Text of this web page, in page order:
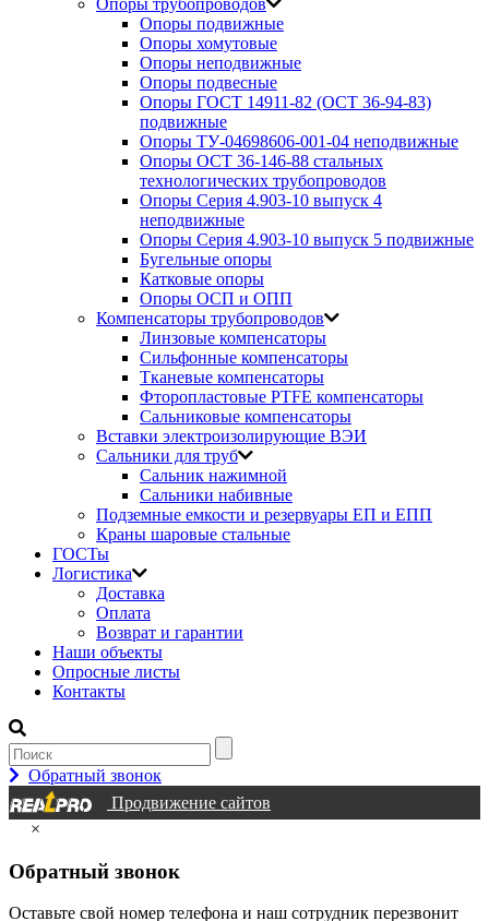
Опоры трубопроводов
Опоры подвижные
Опоры хомутовые
Опоры неподвижные
Опоры подвесные
Опоры ГОСТ 14911-82 (ОСТ 36-94-83)
подвижные
Опоры ТУ-04698606-001-04 неподвижные
Опоры ОСТ 36-146-88 стальных
технологических трубопроводов
Опоры Серия 4.903-10 выпуск 4
неподвижные
Опоры Серия 4.903-10 выпуск 5 подвижные
Бугельные опоры
Катковые опоры
Опоры ОСП и ОПП
Компенсаторы трубопроводов
Линзовые компенсаторы
Сильфонные компенсаторы
Тканевые компенсаторы
Фторопластовые PTFE компенсаторы
Сальниковые компенсаторы
Вставки электроизолирующие ВЭИ
Сальники для труб
Сальник нажимной
Сальники набивные
Подземные емкости и резервуары ЕП и ЕПП
Краны шаровые стальные
ГОСТы
Логистика
Доставка
Оплата
Возврат и гарантии
Наши объекты
Опросные листы
Контакты
Обратный звонок
Продвижение сайтов
×
Обратный звонок
Оставьте свой номер телефона и наш сотрудник перезвонит